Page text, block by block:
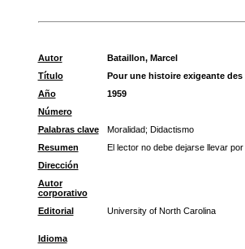
Autor
Bataillon, Marcel
Título
Pour une histoire exigeante
Año
1959
Número
Palabras clave
Moralidad; Didactismo
Resumen
El lector no debe dejarse llevar
Dirección
Autor
corporativo
Editorial University of North Carolina
Idioma